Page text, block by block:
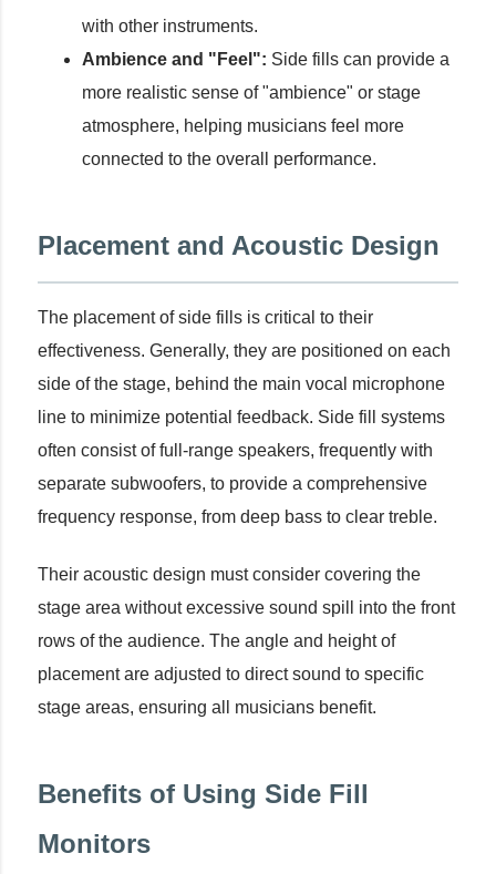
with other instruments.
Ambience and "Feel": Side fills can provide a
more realistic sense of "ambience" or stage
atmosphere, helping musicians feel more
connected to the overall performance.
Placement and Acoustic Design
The placement of side fills is critical to their
effectiveness. Generally, they are positioned on each
side of the stage, behind the main vocal microphone
line to minimize potential feedback. Side fill systems
often consist of full-range speakers, frequently with
separate subwoofers, to provide a comprehensive
frequency response, from deep bass to clear treble.
Their acoustic design must consider covering the
stage area without excessive sound spill into the front
rows of the audience. The angle and height of
placement are adjusted to direct sound to specific
stage areas, ensuring all musicians benefit.
Benefits of Using Side Fill
Monitors